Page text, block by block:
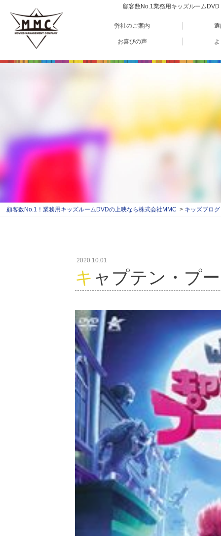
顧客数No.1業務用キッズルーム
弊社のご案内
お喜びの声
顧客数No.1！業務用キッズルームDVDの上映なら株式会社MMC キッズブログ
2020.10.01
キャプテン・プ